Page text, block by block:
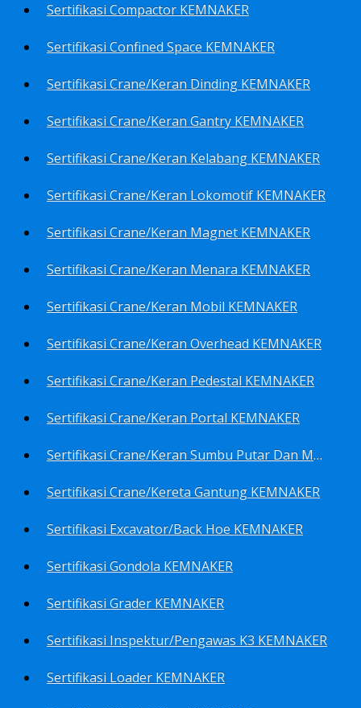
Sertifikasi Compactor KEMNAKER
Sertifikasi Confined Space KEMNAKER
Sertifikasi Crane/Keran Dinding KEMNAKER
Sertifikasi Crane/Keran Gantry KEMNAKER
Sertifikasi Crane/Keran Kelabang KEMNAKER
Sertifikasi Crane/Keran Lokomotif KEMNAKER
Sertifikasi Crane/Keran Magnet KEMNAKER
Sertifikasi Crane/Keran Menara KEMNAKER
Sertifikasi Crane/Keran Mobil KEMNAKER
Sertifikasi Crane/Keran Overhead KEMNAKER
Sertifikasi Crane/Keran Pedestal KEMNAKER
Sertifikasi Crane/Keran Portal KEMNAKER
Sertifikasi Crane/Keran Sumbu Putar Dan Mesin Pancang KEMNAKER
Sertifikasi Crane/Kereta Gantung KEMNAKER
Sertifikasi Excavator/Back Hoe KEMNAKER
Sertifikasi Gondola KEMNAKER
Sertifikasi Grader KEMNAKER
Sertifikasi Inspektur/Pengawas K3 KEMNAKER
Sertifikasi Loader KEMNAKER